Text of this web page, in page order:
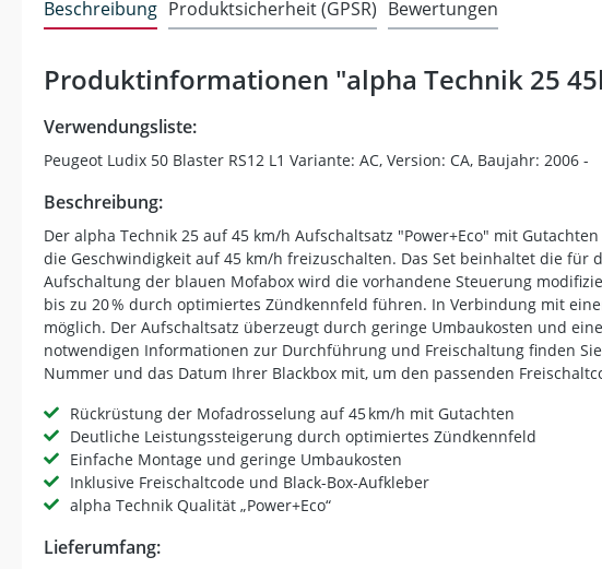
Beschreibung Produktsicherheit (GPSR) Bewertungen
Produktinformationen "alpha Technik 25
Verwendungsliste:
Peugeot Ludix 50 Blaster RS12 L1 Variante: AC, Version: CA, Baujahr: 2006 -
Beschreibung:
Der alpha Technik 25 auf 45 km/h Aufschaltsatz "Power+Eco" mit
die Geschwindigkeit auf 45 km/h freizuschalten. Das Set beinhaltet die
Aufschaltung der blauen Mofabox wird die vorhandene Steuerung
bis zu 20 % durch optimiertes Zündkennfeld führen. In Verbindung mit
möglich. Der Aufschaltsatz überzeugt durch geringe Umbaukosten und
notwendigen Informationen zur Durchführung und Freischaltung finden
Nummer und das Datum Ihrer Blackbox mit, um den passenden
Rückrüstung der Mofadrosselung auf 45 km/h mit Gutachten
Deutliche Leistungssteigerung durch optimiertes Zündkennfeld
Einfache Montage und geringe Umbaukosten
Inklusive Freischaltcode und Black-Box-Aufkleber
alpha Technik Qualität „Power+Eco“
Lieferumfang: